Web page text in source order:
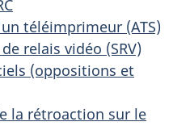
téléimprimeur (ATS)
relais vidéo (SRV)
(oppositions et
la rétroaction sur le